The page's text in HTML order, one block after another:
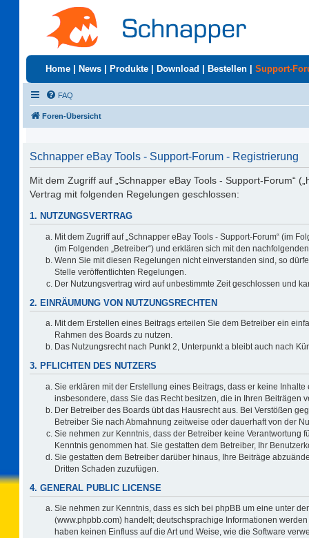
Home News Produkte Download Bestellen Support-
FAQ
Foren-Übersicht
Schnapper eBay Tools - Support-Forum - Registrierung
Mit dem Zugriff auf „Schnapper eBay Tools - Support-Forum“
Vertrag mit folgenden Regelungen geschlossen:
1. NUTZUNGSVERTRAG
Mit dem Zugriff auf „Schnapper eBay Tools - Support-Forum“ (im
(im Folgenden „Betreiber“) und erklären sich mit den
Wenn Sie mit diesen Regelungen nicht einverstanden sind, so
Stelle veröffentlichten Regelungen.
Der Nutzungsvertrag wird auf unbestimmte Zeit geschlossen und
2. EINRÄUMUNG VON NUTZUNGSRECHTEN
Mit dem Erstellen eines Beitrags erteilen Sie dem Betreiber ein
Rahmen des Boards zu nutzen.
Das Nutzungsrecht nach Punkt 2, Unterpunkt a bleibt auch nach
3. PFLICHTEN DES NUTZERS
Sie erklären mit der Erstellung eines Beitrags, dass er keine
insbesondere, dass Sie das Recht besitzen, die in Ihren Beiträgen
Der Betreiber des Boards übt das Hausrecht aus. Bei Verstößen
Betreiber Sie nach Abmahnung zeitweise oder dauerhaft von der
Sie nehmen zur Kenntnis, dass der Betreiber keine Verantwortung
Kenntnis genommen hat. Sie gestatten dem Betreiber, Ihr
Sie gestatten dem Betreiber darüber hinaus, Ihre Beiträge
Dritten Schaden zuzufügen.
4. GENERAL PUBLIC LICENSE
Sie nehmen zur Kenntnis, dass es sich bei phpBB um eine unter der
(www.phpbb.com) handelt; deutschsprachige Informationen
haben keinen Einfluss auf die Art und Weise, wie die Software